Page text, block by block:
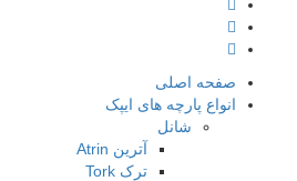
صفحه اصلی
انواع پارچه های ایپک
شانل
آترین Atrin
ترک Tork